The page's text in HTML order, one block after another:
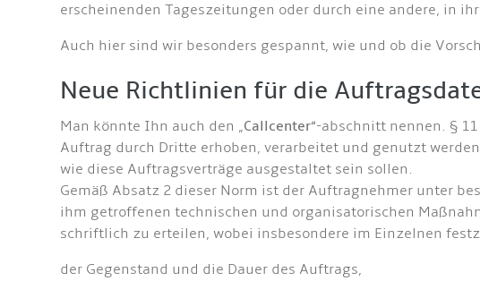
erscheinenden Tageszeitungen oder durch eine andere, in
Auch hier sind wir besonders gespannt, wie und ob die
Neue Richtlinien für die
Man könnte Ihn auch den „Callcenter“-abschnitt nennen. §
Auftrag durch Dritte erhoben, verarbeitet und genutzt
wie diese Auftragsverträge ausgestaltet sein sollen.
Gemäß Absatz 2 dieser Norm ist der Auftragnehmer unter
ihm getroffenen technischen und organisatorischen
schriftlich zu erteilen, wobei insbesondere im Einzelnen
der Gegenstand und die Dauer des Auftrags,